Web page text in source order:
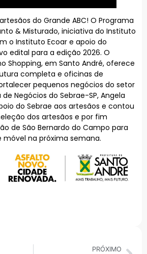
do Grande ABC! O Programa
& Misturado, iniciativa do Instituto
o Instituto Ecoar e apoio do
edital para a edição 2026. O
Shopping, em Santo André, oferece
completa e oficinas de
pequenos negócios do setor
Negócios do Sebrae-SP, Angela
do Sebrae aos artesãos e contou
dos artesãos e por fim
de São Bernardo do Campo para
móvel na próxima semana.
PRÓXIMO